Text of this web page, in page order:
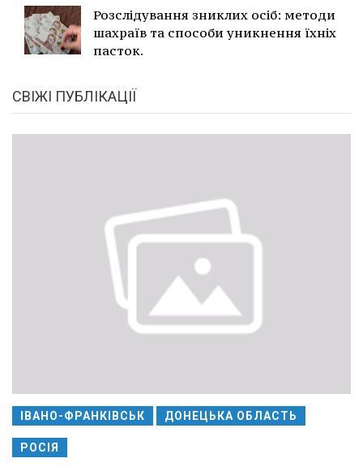
Розслідування зниклих осіб: методи
шахраїв та способи уникнення їхніх
пасток.
СВІЖІ ПУБЛІКАЦІЇ
ІВАНО-ФРАНКІВСЬК ДОНЕЦЬКА ОБЛАСТЬ
РОСІЯ